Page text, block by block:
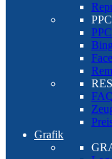
Grafik